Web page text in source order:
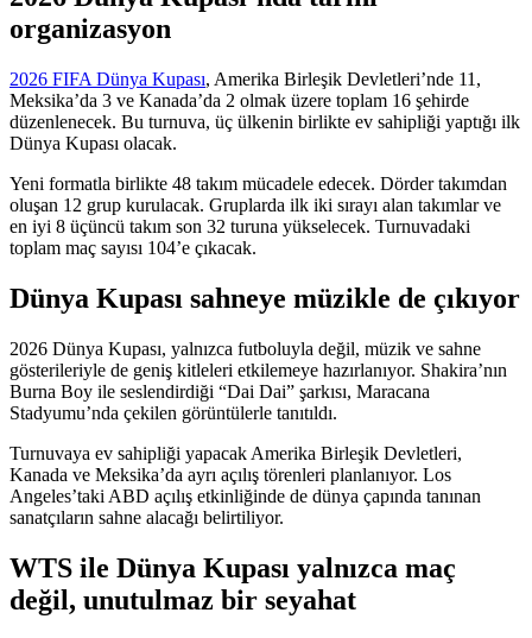
organizasyon
2026 FIFA Dünya Kupası, Amerika Birleşik Devletleri’nde 11,
Meksika’da 3 ve Kanada’da 2 olmak üzere toplam 16 şehirde
düzenlenecek. Bu turnuva, üç ülkenin birlikte ev sahipliği yaptığı ilk
Dünya Kupası olacak.
Yeni formatla birlikte 48 takım mücadele edecek. Dörder takımdan
oluşan 12 grup kurulacak. Gruplarda ilk iki sırayı alan takımlar ve
en iyi 8 üçüncü takım son 32 turuna yükselecek. Turnuvadaki
toplam maç sayısı 104’e çıkacak.
Dünya Kupası sahneye müzikle de çıkıyor
2026 Dünya Kupası, yalnızca futboluyla değil, müzik ve sahne
gösterileriyle de geniş kitleleri etkilemeye hazırlanıyor. Shakira’nın
Burna Boy ile seslendirdiği “Dai Dai” şarkısı, Maracana
Stadyumu’nda çekilen görüntülerle tanıtıldı.
Turnuvaya ev sahipliği yapacak Amerika Birleşik Devletleri,
Kanada ve Meksika’da ayrı açılış törenleri planlanıyor. Los
Angeles’taki ABD açılış etkinliğinde de dünya çapında tanınan
sanatçıların sahne alacağı belirtiliyor.
WTS ile Dünya Kupası yalnızca maç
değil, unutulmaz bir seyahat